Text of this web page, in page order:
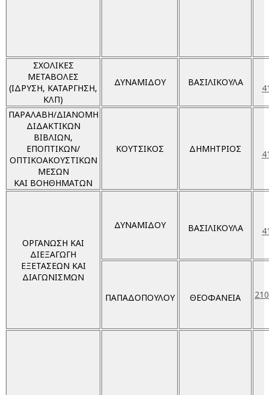
ΣΧΟΛΙΚΕΣ
ΜΕΤΑΒΟΛΕΣ
(ΙΔΡΥΣΗ, ΚΑΤΑΡΓΗΣΗ,
ΚΛΠ)
ΔΥΝΑΜΙΔΟΥ ΒΑΣΙΛΙΚΟΥΛΑ
ΠΑΡΑΛΑΒΗ/ΔΙΑΝΟΜΗ
ΔΙΔΑΚΤΙΚΩΝ
ΒΙΒΛΙΩΝ,
ΕΠΟΠΤΙΚΩΝ/
ΟΠΤΙΚΟΑΚΟΥΣΤΙΚΩΝ
ΜΕΣΩΝ
ΚΑΙ ΒΟΗΘΗΜΑΤΩΝ
ΚΟΥΤΣΙΚΟΣ ΔΗΜΗΤΡΙΟΣ
ΟΡΓΑΝΩΣΗ ΚΑΙ
ΔΙΕΞΑΓΩΓΗ
ΕΞΕΤΑΣΕΩΝ ΚΑΙ
ΔΙΑΓΩΝΙΣΜΩΝ
ΔΥΝΑΜΙΔΟΥ ΒΑΣΙΛΙΚΟΥΛΑ
ΠΑΠΑΔΟΠΟΥΛΟΥ ΘΕΟΦΑΝΕΙΑ